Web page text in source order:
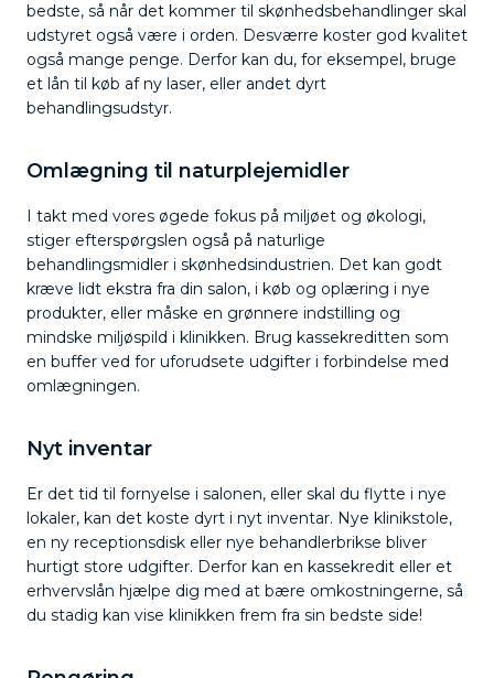
bedste, så når det kommer til skønhedsbehandlinger skal
udstyret også være i orden. Desværre koster god kvalitet
også mange penge. Derfor kan du, for eksempel, bruge
et lån til køb af ny laser, eller andet dyrt
behandlingsudstyr.
Omlægning til naturplejemidler
I takt med vores øgede fokus på miljøet og økologi,
stiger efterspørgslen også på naturlige
behandlingsmidler i skønhedsindustrien. Det kan godt
kræve lidt ekstra fra din salon, i køb og oplæring i nye
produkter, eller måske en grønnere indstilling og
mindske miljøspild i klinikken. Brug kassekreditten som
en buffer ved for uforudsete udgifter i forbindelse med
omlægningen.
Nyt inventar
Er det tid til fornyelse i salonen, eller skal du flytte i nye
lokaler, kan det koste dyrt i nyt inventar. Nye klinikstole,
en ny receptionsdisk eller nye behandlerbrikse bliver
hurtigt store udgifter. Derfor kan en kassekredit eller et
erhvervslån hjælpe dig med at bære omkostningerne, så
du stadig kan vise klinikken frem fra sin bedste side!